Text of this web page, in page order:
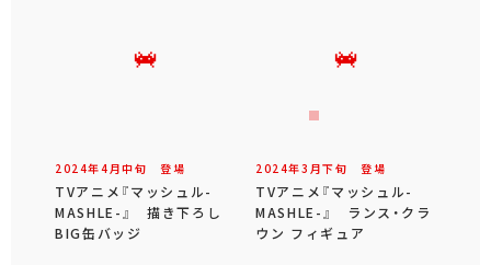
2024年4 月中旬 登場
TVアニメ『マッシュル-
MASHLE-』 描き下ろし
BIG缶バッジ
2024年3 月下旬 登場
TVアニメ『マッシュル-
MASHLE-』 ランス・クラ
ウン フィギュア